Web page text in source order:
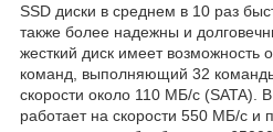
SSD диски в среднем в 10 раз
также более надежны и
жесткий диск имеет возможность
команд, выполняющий 32
скорости около 110 МБ/с (SATA).
работает на скорости 550 МБ/с